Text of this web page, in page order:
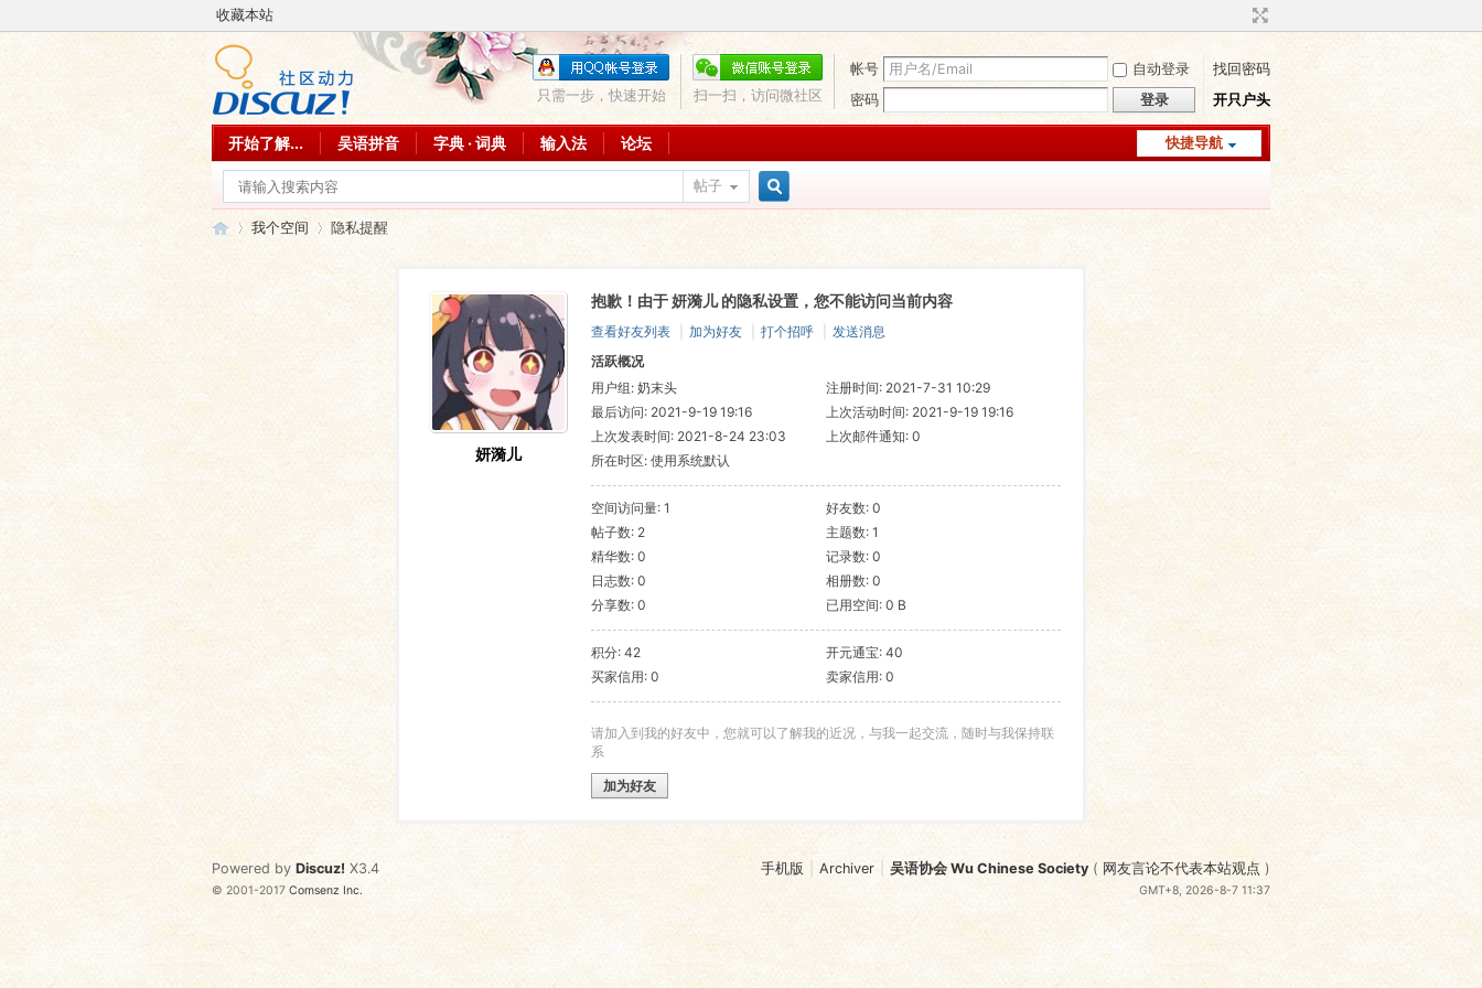
收藏本站
帐号 自动登录
找回密码
密码
登录 开只户头
扫一扫，访问微社区
只需一步，快速开始
快捷导航
开始了解... 吴语拼音 字典 · 词典 输入法 论坛
帖子
索
语
我个空间
›
隐私提醒
妍漪儿
抱歉！由于 妍漪儿 的隐私设置，您不能访问当前内容
查看好友列表 加为好友 打个招呼
发送消息
活跃概况
用户组: 奶末头
注册时间: 2021-7-31 10:29
最后访问: 2021-9-19 19:16
上次活动时间: 2021-9-19 19:16
上次发表时间: 2021-8-24 23:03
上次邮件通知: 0
所在时区: 使用系统默认
空间访问量: 1
好友数: 0
帖子数: 2
主题数: 1
精华数: 0
记录数: 0
日志数: 0
相册数: 0
分享数: 0
已用空间: 0 B
积分: 42
开元通宝: 40
买家信用: 0
卖家信用: 0
请加入到我的好友中，您就可以了解我的近况，与我一起交流，随时与我保持联
系
加为好友
手机版 Archiver 吴语协会 Wu Chinese Society( 网友言论不代表本站观点 )
GMT+8, 2026-8-7 11:37
Powered by Discuz! X3.4
© 2001-2017 Comsenz Inc.